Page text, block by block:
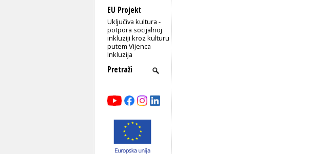
EU Projekt
Uključiva kultura -
potpora socijalnoj
inkluziji kroz kulturu
putem Vijenca
Inkluzija